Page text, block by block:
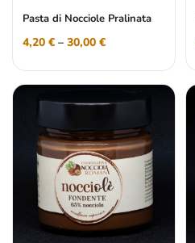
Pasta di Nocciole Pralinata
4,20 € – 30,00 €